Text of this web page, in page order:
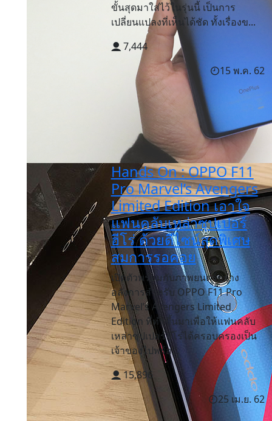
ขั้นสุดมาใส่ไว้ในรุ่นนี้ เป็นการ
เปลี่ยนแปลงที่เห็นได้ชัด ทั้งเรื่องข...
7,444
15 พ.ค. 62
Hands On : OPPO F11
Pro Marvel’s Avengers
Limited Edition เอาใจ
แฟนคลับเหล่าซุปเปอร์
ฮีโร่ ด้วยดีไซน์สุดพิเศษ
สมการรอคอย
เปิดตัวพร้อมกับภาพยนตร์อย่าง
อลังการสำหรับ OPPO F11 Pro
Marvel’s Avengers Limited
Edition ที่ทำขึ้นมาเพื่อให้แฟนคลับ
เหล่าซุปเปอร์ฮีโร่ได้ครอบครองเป็น
เจ้าของไปพร้อ...
15,896
25 เม.ย. 62